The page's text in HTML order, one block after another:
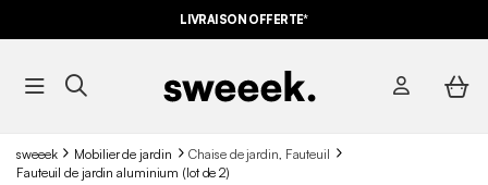
LIVRAISON OFFERTE*
sweeek Mobilier de jardin
Chaise de jardin, Fauteuil
Fauteuil de jardin aluminium (lot de 2)